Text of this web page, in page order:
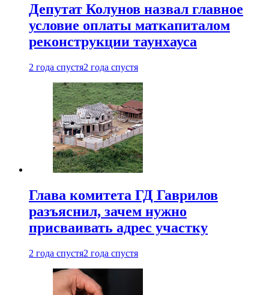
Депутат Колунов назвал главное
условие оплаты маткапиталом
реконструкции таунхауса
2 года спустя2 года спустя
Глава комитета ГД Гаврилов
разъяснил, зачем нужно
присваивать адрес участку
2 года спустя2 года спустя